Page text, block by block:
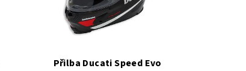
Přilba Ducati Speed Evo